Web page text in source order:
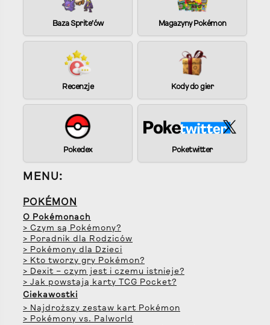
Baza Sprite’ów Magazyny Pokémon
Recenzje Kody do gier
Pokedex Poketwitter
MENU:
POKÉMON
O Pokémonach
> Czym są Pokémony?
> Poradnik dla Rodziców
> Pokémony dla Dzieci
> Kto tworzy gry Pokémon?
> Dexit – czym jest i czemu istnieje?
> Jak powstają karty TCG Pocket?
Ciekawostki
> Najdroższy zestaw kart Pokémon
> Pokémony vs. Palworld